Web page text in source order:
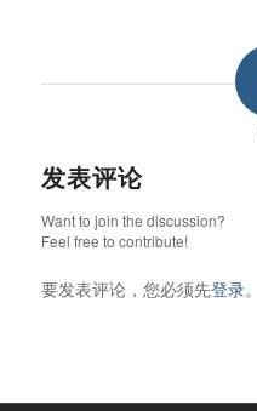
发表评论
Want to join the discussion?
Feel free to contribute!
要发表评论，您必须先登录。